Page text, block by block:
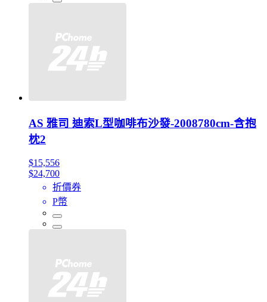
AS 雅司 迪索L型咖啡布沙發-2008780cm-含抱
枕2
$15,556
$24,700
折價券
P幣